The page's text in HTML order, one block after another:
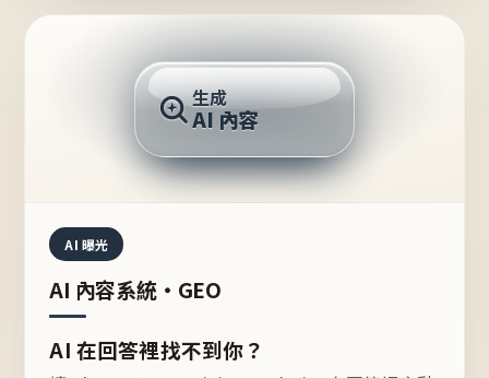
推薦的台灣品牌？
生成
AI 內容
AI 曝光
AI 內容系統・GEO
AI 在回答裡找不到你？